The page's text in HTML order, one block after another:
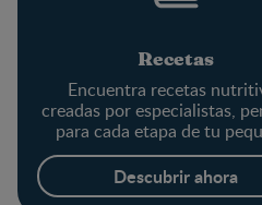
Recetas
Encuentra recetas
creadas por especialistas,
para cada etapa de tu
Descubrir ahora